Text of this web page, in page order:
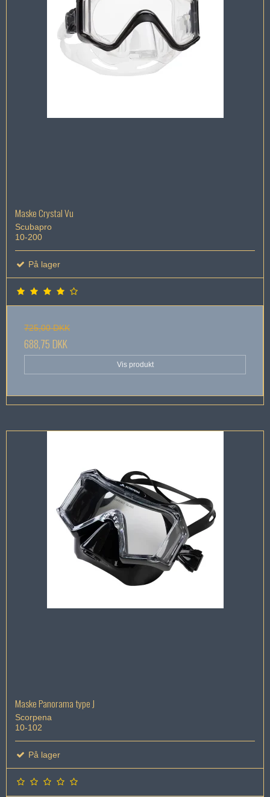
Maske Crystal Vu
Scubapro
10-200
På lager
725,00 DKK
688,75 DKK
Vis produkt
Maske Panorama type J
Scorpena
10-102
På lager